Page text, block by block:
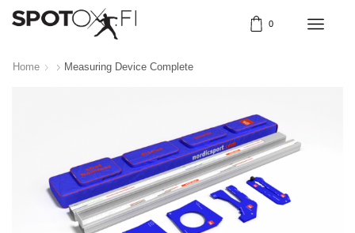
0
Home Measuring Device Complete